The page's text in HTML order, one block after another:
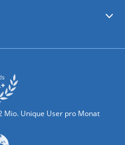
Mio. Unique User pro Monat